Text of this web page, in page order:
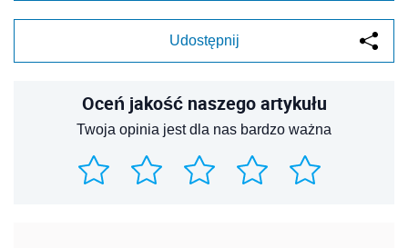
Udostępnij
Oceń jakość naszego artykułu
Twoja opinia jest dla nas bardzo ważna